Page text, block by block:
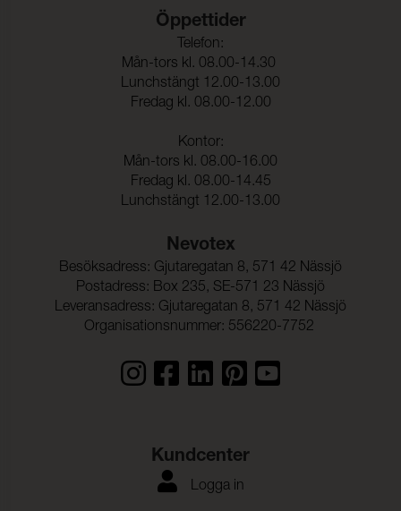
Öppettider
Telefon:
Mån-tors kl. 08.00-14.30
Lunchstängt 12.00-13.00
Fredag kl. 08.00-12.00
Kontor:
Mån-tors kl. 08.00-16.00
Fredag kl. 08.00-14.45
Lunchstängt 12.00-13.00
Nevotex
Besöksadress: Gjutaregatan 8, 571 42 Nässjö
Postadress: Box 235, SE-571 23 Nässjö
Leveransadress: Gjutaregatan 8, 571 42 Nässjö
Organisationsnummer: 556220-7752
Kundcenter
Logga in